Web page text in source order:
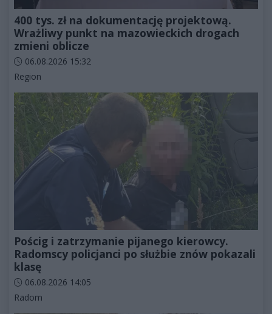
400 tys. zł na dokumentację projektową.
Wrażliwy punkt na mazowieckich drogach
zmieni oblicze
Data dodania artykułu:
06.08.2026 15:32
Kategorie artykułu:
Region
Pościg i zatrzymanie pijanego kierowcy.
Radomscy policjanci po służbie znów pokazali
klasę
Data dodania artykułu:
06.08.2026 14:05
Kategorie artykułu:
Radom